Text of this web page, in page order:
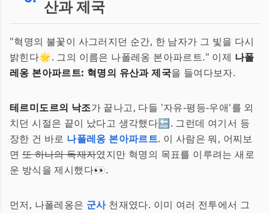
산과 제국
"혁명의 불꽃이 사그러지던 순간, 한 남자가 그 빛을 다시
밝힌다🌟. 그의 이름은 나폴레옹 본아파르트." 이제 나폴
레옹 본아파르트: 혁명의 유산과 제국을 들여다보자.
테르미도르의 낙조가 끝나고, 다들 '자유-평등-우애'를 외
치던 시절은 끝이 났다고 생각했다🔚. 그런데 여기서 등
장한 건 바로 나폴레옹 본아파르트. 이 사람은 뭐, 어찌보
면또 하나의 독재자였지만 혁명의 목표를 이루려는 새로
운 방식을 제시했다👀.
먼저, 나폴레옹은 군사천재였다. 이미 여러 전투에서 그